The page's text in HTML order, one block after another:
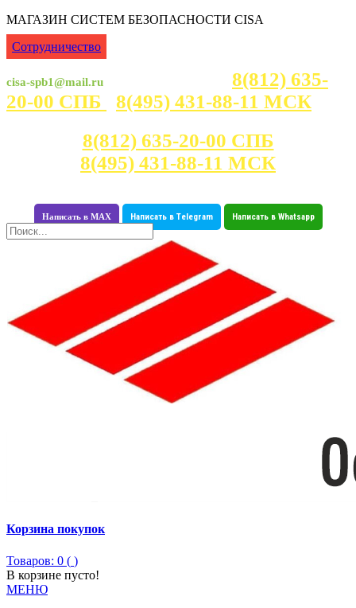
МАГАЗИН СИСТЕМ БЕЗОПАСНОСТИ CISA
Сотрудничество
cisa-spb1@mail.ru
8(812) 635-
20-00 СПБ
8(495) 431-88-11 МСК
8(812) 635-20-00 СПБ
8(495) 431-88-11 МСК
Написать в MAX Написать в Telegram Написать в Whatsapp
Корзина покупок
Товаров: 0 ( )
В корзине пусто!
МЕНЮ